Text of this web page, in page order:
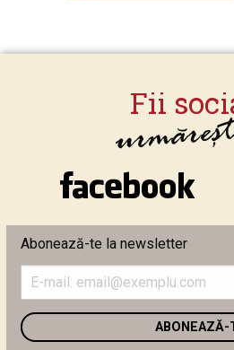
Abonează-te la newsletter
adresa
email
în